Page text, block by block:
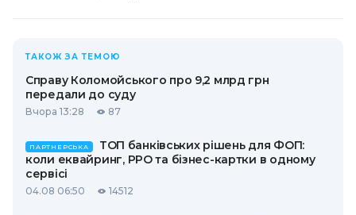
ТАКОЖ ЗА ТЕМОЮ
Справу Коломойського про 9,2 млрд грн
передали до суду
Вчора 13:28 87
ПАРТНЕРСЬКА
ТОП банківських рішень для ФОП:
коли еквайринг, РРО та бізнес-картки в одному
сервісі
04.08 06:50 14512